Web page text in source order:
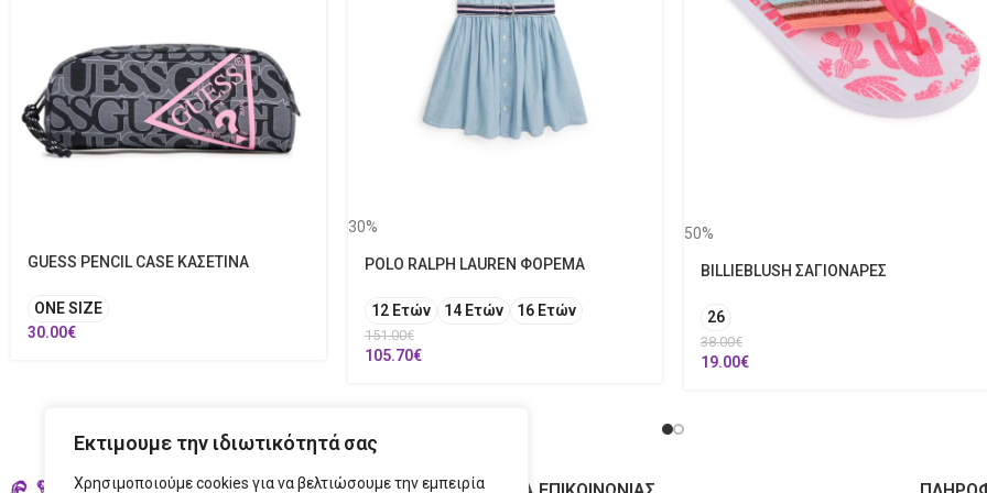
Εκτιμουμε την ιδιωτικότητά σας
Χρησιμοποιούμε cookies για να βελτιώσουμε την εμπειρία
GUESS PENCIL CASE ΚΑΣΕΤΙΝΑ
ONE SIZE
30.00€
30%
POLO RALPH LAUREN ΦΟΡΕΜΑ
12 Ετών 14 Ετών 16 Ετών
151.00€
105.70€
50%
BILLIEBLUSH ΣΑΓΙΟΝΑΡΕΣ
26
38.00€
19.00€